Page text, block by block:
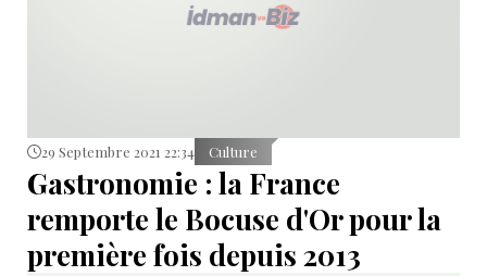
29 Septembre 2021 22:34 Culture
Gastronomie : la France
remporte le Bocuse d'Or pour la
première fois depuis 2013